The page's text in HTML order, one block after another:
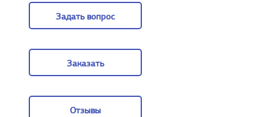
Задать вопрос
Заказать
Отзывы